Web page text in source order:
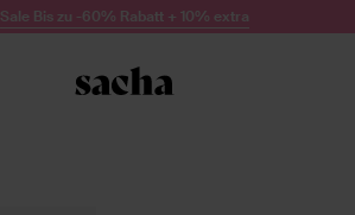
Sale Bis zu -60% Rabatt + 10% extra